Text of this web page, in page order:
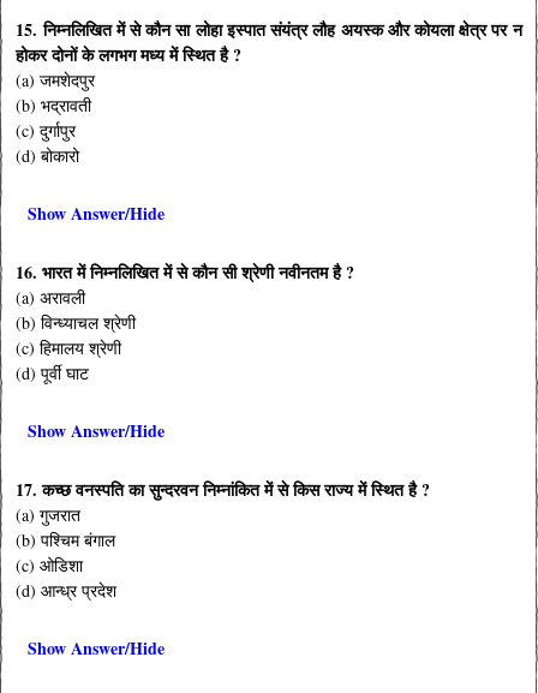
15. निम्नलिखित में से कौन सा लोहा इस्पात संयंत्र लौह अयस्क और कोयला क्षेत्र पर न
होकर दोनों के लगभग मध्य में स्थित है ?
(a) जमशेदपुर
(b) भद्रावती
(c) दुर्गापुर
(d) बोकारो
Show Answer/Hide
16. भारत में निम्नलिखित में से कौन सी श्रेणी नवीनतम है ?
(a) अरावली
(b) विन्ध्याचल श्रेणी
(c) हिमालय श्रेणी
(d) पूर्वी घाट
Show Answer/Hide
17. कच्छ वनस्पति का सुन्दरवन निम्नांकित में से किस राज्य में स्थित है ?
(a) गुजरात
(b) पश्चिम बंगाल
(c) ओडिशा
(d) आन्ध्र प्रदेश
Show Answer/Hide